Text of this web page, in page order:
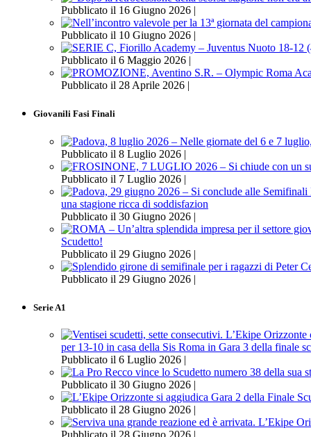
Pubblicato il 16 Giugno 2026 |
Pubblicato il 10 Giugno 2026 |
Pubblicato il 6 Maggio 2026 |
Pubblicato il 28 Aprile 2026 |
Giovanili Fasi Finali
Pubblicato il 8 Luglio 2026 |
Pubblicato il 7 Luglio 2026 |
una stagione ricca di soddisfazion
Pubblicato il 30 Giugno 2026 |
Scudetto!
Pubblicato il 29 Giugno 2026 |
Pubblicato il 29 Giugno 2026 |
Serie A1
per 13-10 in casa della Sis Roma in Gara 3 della finale
Pubblicato il 6 Luglio 2026 |
Pubblicato il 30 Giugno 2026 |
Pubblicato il 28 Giugno 2026 |
Pubblicato il 28 Giugno 2026 |